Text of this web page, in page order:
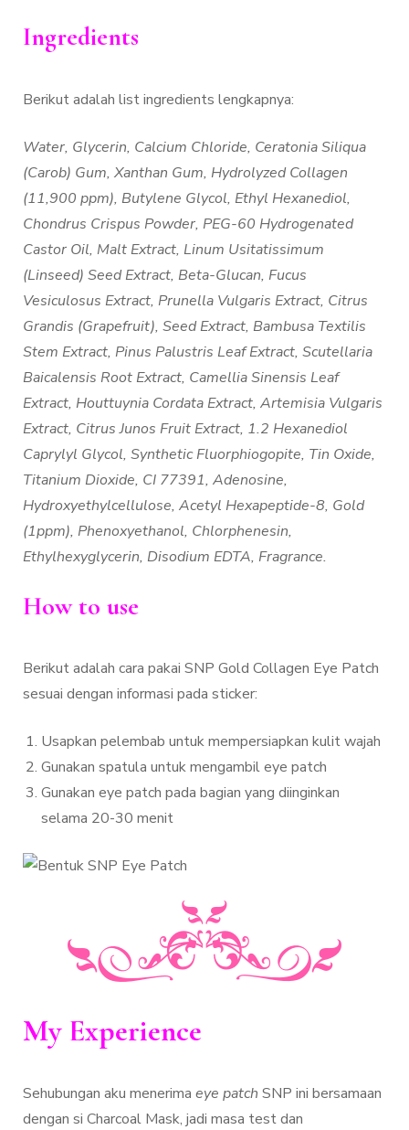
Ingredients
Berikut adalah list ingredients lengkapnya:
Water, Glycerin, Calcium Chloride, Ceratonia Siliqua
(Carob) Gum, Xanthan Gum, Hydrolyzed Collagen
(11,900 ppm), Butylene Glycol, Ethyl Hexanediol,
Chondrus Crispus Powder, PEG-60 Hydrogenated
Castor Oil, Malt Extract, Linum Usitatissimum
(Linseed) Seed Extract, Beta-Glucan, Fucus
Vesiculosus Extract, Prunella Vulgaris Extract, Citrus
Grandis (Grapefruit), Seed Extract, Bambusa Textilis
Stem Extract, Pinus Palustris Leaf Extract, Scutellaria
Baicalensis Root Extract, Camellia Sinensis Leaf
Extract, Houttuynia Cordata Extract, Artemisia Vulgaris
Extract, Citrus Junos Fruit Extract, 1.2 Hexanediol
Caprylyl Glycol, Synthetic Fluorphiogopite, Tin Oxide,
Titanium Dioxide, CI 77391, Adenosine,
Hydroxyethylcellulose, Acetyl Hexapeptide-8, Gold
(1ppm), Phenoxyethanol, Chlorphenesin,
Ethylhexyglycerin, Disodium EDTA, Fragrance.
How to use
Berikut adalah cara pakai SNP Gold Collagen Eye Patch
sesuai dengan informasi pada sticker:
Usapkan pelembab untuk mempersiapkan kulit wajah
Gunakan spatula untuk mengambil eye patch
Gunakan eye patch pada bagian yang diinginkan
selama 20-30 menit
My Experience
Sehubungan aku menerima eye patch SNP ini bersamaan
dengan si Charcoal Mask, jadi masa test dan